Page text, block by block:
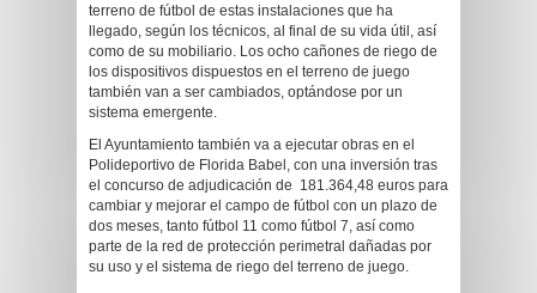
terreno de fútbol de estas instalaciones que ha
llegado, según los técnicos, al final de su vida útil, así
como de su mobiliario. Los ocho cañones de riego de
los dispositivos dispuestos en el terreno de juego
también van a ser cambiados, optándose por un
sistema emergente.
El Ayuntamiento también va a ejecutar obras en el
Polideportivo de Florida Babel, con una inversión tras
el concurso de adjudicación de 181.364,48 euros para
cambiar y mejorar el campo de fútbol con un plazo de
dos meses, tanto fútbol 11 como fútbol 7, así como
parte de la red de protección perimetral dañadas por
su uso y el sistema de riego del terreno de juego.